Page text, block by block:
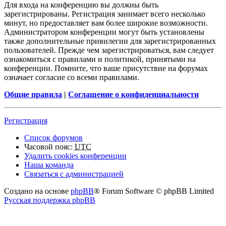
Для входа на конференцию вы должны быть
зарегистрированы. Регистрация занимает всего несколько
минут, но предоставляет вам более широкие возможности.
Администратором конференции могут быть установлены
также дополнительные привилегии для зарегистрированных
пользователей. Прежде чем зарегистрироваться, вам следует
ознакомиться с правилами и политикой, принятыми на
конференции. Помните, что ваше присутствие на форумах
означает согласие со всеми правилами.
Общие правила | Соглашение о конфиденциальности
Регистрация
Список форумов
Часовой пояс: UTC
Удалить cookies конференции
Наша команда
Связаться с администрацией
Создано на основе phpBB® Forum Software © phpBB Limited
Русская поддержка phpBB